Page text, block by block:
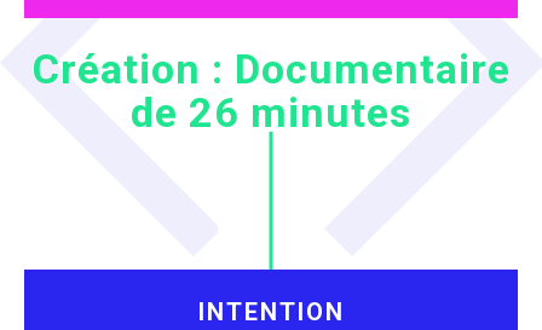
Création : Documentaire
de 26 minutes
INTENTION